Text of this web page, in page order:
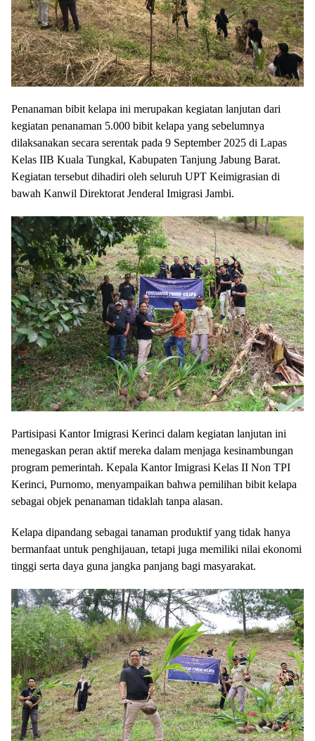
Penanaman bibit kelapa ini merupakan kegiatan lanjutan dari
kegiatan penanaman 5.000 bibit kelapa yang sebelumnya
dilaksanakan secara serentak pada 9 September 2025 di Lapas
Kelas IIB Kuala Tungkal, Kabupaten Tanjung Jabung Barat.
Kegiatan tersebut dihadiri oleh seluruh UPT Keimigrasian di
bawah Kanwil Direktorat Jenderal Imigrasi Jambi.
Partisipasi Kantor Imigrasi Kerinci dalam kegiatan lanjutan ini
menegaskan peran aktif mereka dalam menjaga kesinambungan
program pemerintah. Kepala Kantor Imigrasi Kelas II Non TPI
Kerinci, Purnomo, menyampaikan bahwa pemilihan bibit kelapa
sebagai objek penanaman tidaklah tanpa alasan.
Kelapa dipandang sebagai tanaman produktif yang tidak hanya
bermanfaat untuk penghijauan, tetapi juga memiliki nilai ekonomi
tinggi serta daya guna jangka panjang bagi masyarakat.